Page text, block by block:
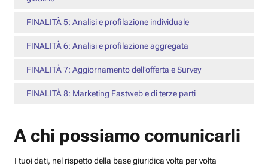
FINALITÀ 5: Analisi e profilazione individuale
FINALITÀ 6: Analisi e profilazione aggregata
FINALITÀ 7: Aggiornamento dell’offerta e Survey
FINALITÀ 8: Marketing Fastweb e di terze parti
A chi possiamo comunicarli
I tuoi dati, nel rispetto della base giuridica volta per volta